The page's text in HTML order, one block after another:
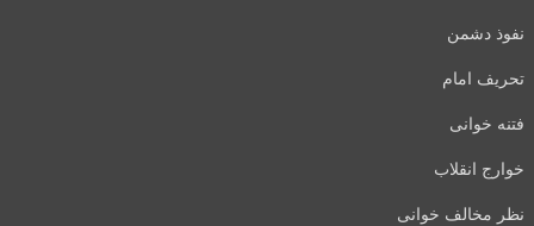
دشمن
امام
خوانی
انقلاب
مخالف خوانی